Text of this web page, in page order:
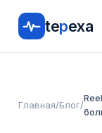
tepexa
Главная/Блог/